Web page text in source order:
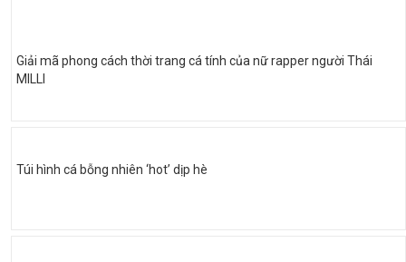
Giải mã phong cách thời trang cá tính của nữ rapper người Thái
MILLI
Túi hình cá bỗng nhiên ‘hot’ dịp hè